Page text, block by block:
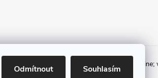
Odmítnout Souhlasím
zaevidovat přijatou tržbu u správce daně